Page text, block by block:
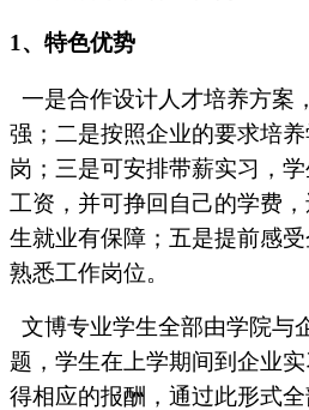
1 、 特色优势
一是合作设计人才培养方案
强；二是按照企业的要求培
岗；三是可安排带薪实习，
工资，并可挣回自己的学费
生就业有保障；五是提前感
熟悉工作岗位。
文博专业学生全部由学院与
题，学生在上学期间到企业
得相应的报酬，通过此形式全